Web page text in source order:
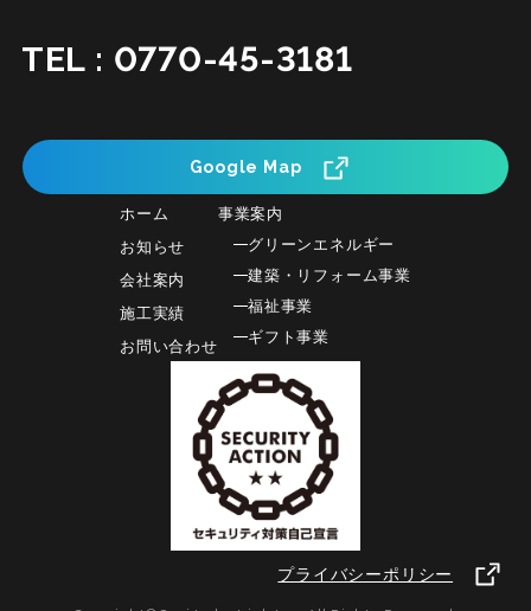
TEL : 0770-45-3181
Google Map
ホーム
お知らせ
会社案内
施工実績
お問い合わせ
事業案内
グリーンエネルギー
建築・リフォーム事業
福祉事業
ギフト事業
プライバシーポリシー